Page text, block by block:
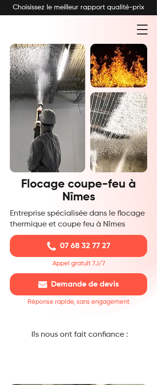
Choisissez le meilleur rapport qualité-prix
Flocage coupe-feu à
Nîmes
Entreprise spécialisée dans le flocage
thermique et coupe feu à Nîmes
07 68 32 77 27
Appel gratuit 7J/7
Demande de devis
Réponse rapide, sans engagement
Ils nous ont fait confiance :